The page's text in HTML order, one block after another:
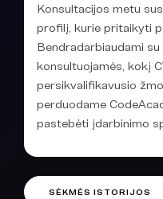
Konsultacijos metu
profilį, kurie pritaikyti
Bendradarbiaudami
konsultuojamės, kokį
persikvalifikavusio
perduodame
pastebėti įdarbinimo
SĖKMĖS ISTORIJOS